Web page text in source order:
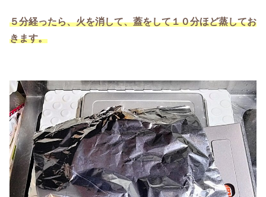
５分経ったら、火を消して、蓋をして１０分ほど蒸してお
きます。